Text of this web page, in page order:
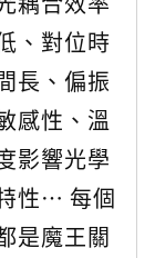
、對位時
長、偏振
感性、溫
影響光學
性… 每個
是魔王關